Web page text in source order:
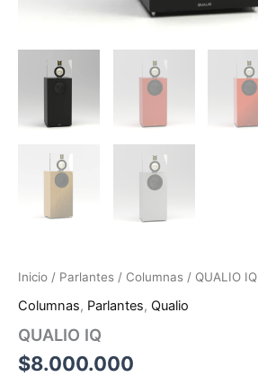
Inicio / Parlantes / Columnas / QUALIO IQ
Columnas, Parlantes, Qualio
QUALIO IQ
$8.000.000